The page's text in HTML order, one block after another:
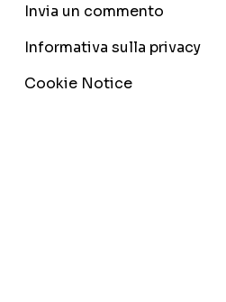
Invia un commento
Informativa sulla privacy
Cookie Notice